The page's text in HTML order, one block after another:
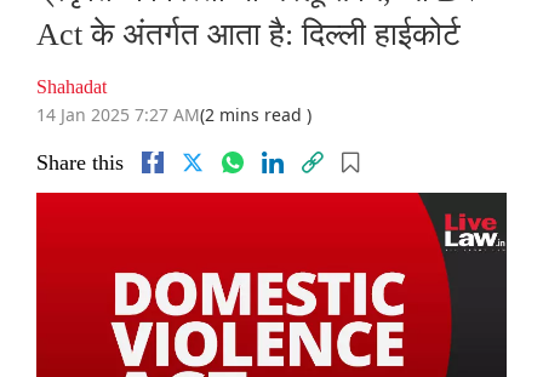
Act के अंतर्गत आता है: दिल्ली हाईकोर्ट
Shahadat
14 Jan 2025 7:27 AM(2 mins read )
Share this